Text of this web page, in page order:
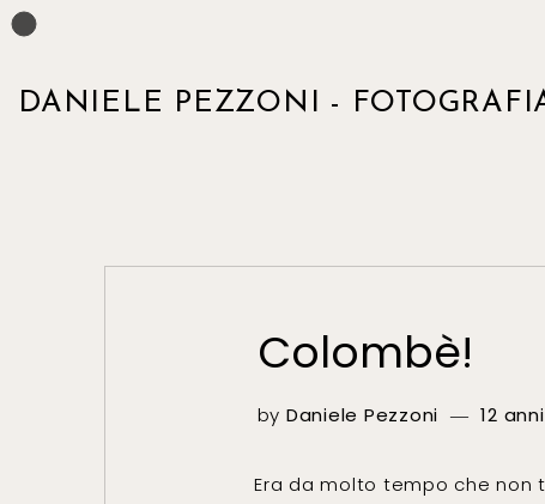
DANIELE PEZZONI -
Colombè!
by Daniele Pezzoni 12
Era da molto tempo che non